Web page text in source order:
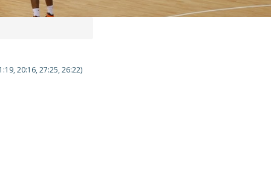
20:16, 27:25, 26:22)